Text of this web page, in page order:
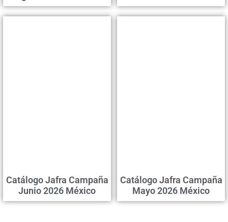
Catálogo Jafra Campaña
Junio 2026 México
Catálogo Jafra Campaña
Mayo 2026 México